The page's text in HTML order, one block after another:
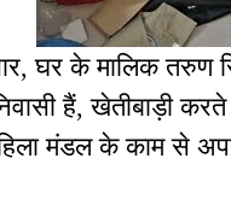
घर के मालिक तरुण
हैं, खेतीबाड़ी
मंडल के काम से